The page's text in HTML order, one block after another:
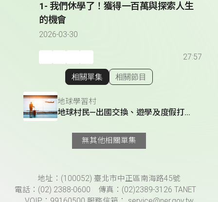
1- 我們休學了！獲得一百萬與探索人生
的機會
2026-03-30
27:57
顯示相關單集
相關單集 相關節目
地球學習村
地球村民—出國交換、遊學及度假打工｜地球學習村
無其他相關單集
頁尾資訊地址：(100052) 臺北市中正區南海路45號
電話：(02) 2388-0600 傳真：(02)2389-3126 TANET